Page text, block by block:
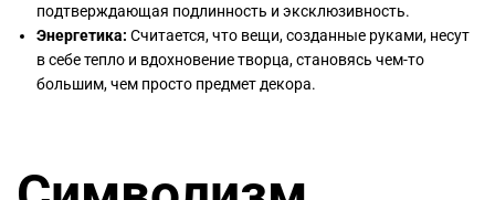
подтверждающая подлинность и эксклюзивность.
Энергетика:Считается, что вещи, созданные руками, несут
в себе тепло и вдохновение творца, становясь чем-то
большим, чем просто предмет декора.